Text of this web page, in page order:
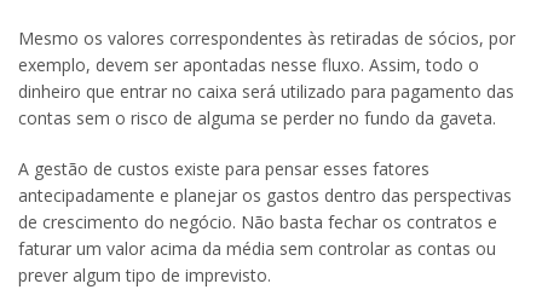
Mesmo os valores correspondentes às retiradas de sócios, por
exemplo, devem ser apontadas nesse fluxo. Assim, todo o
dinheiro que entrar no caixa será utilizado para pagamento das
contas sem o risco de alguma se perder no fundo da gaveta.
A gestão de custos existe para pensar esses fatores
antecipadamente e planejar os gastos dentro das perspectivas
de crescimento do negócio. Não basta fechar os contratos e
faturar um valor acima da média sem controlar as contas ou
prever algum tipo de imprevisto.